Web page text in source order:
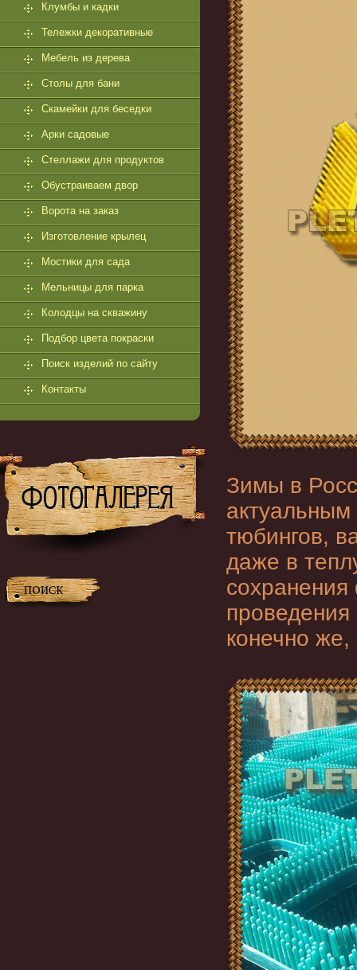
Клумбы и кадки
Тележки декоративные
Мебель из дерева
Столы для бани
Скамейки для беседки
Арки садовые
Стеллажи для продуктов
Обустраиваем двор
Ворота на заказ
Изготовление крылец
Мостики для сада
Мельницы для парка
Колодцы на скважину
Подбор цвета покраски
Поиск изделий по сайту
Контакты
Зимы в
актуальным
тюбингов,
даже в
конечно